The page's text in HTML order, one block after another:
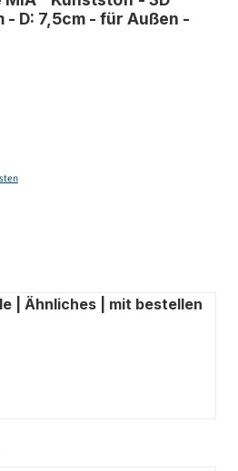
- D: 7,5cm - für Außen -
| Ähnliches | mit bestellen